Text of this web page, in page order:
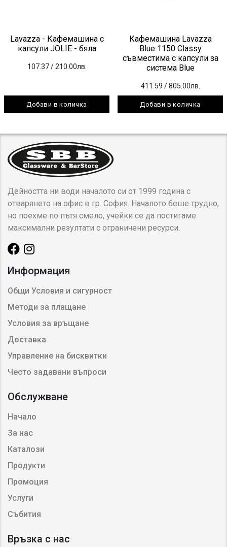
Lavazza - Кафемашина с
капсули JOLIE - бяла
107.37 / 210.00лв.
Добави в количка
Кафемашина Lavazza
Blue 1150 Classy
съвместима с капсули за
система Blue
411.59 / 805.00лв.
Добави в количка
Дейността ни води началото си от 1999 година с
отварянето на офис в гр. София. Началото беше трудно,
но поехме по пътя смело, учейки се да постигаме
максимални резултати с ограничени ресурси.
Информация
Общи Условия и сигурност
Методи за плащане
Условия за връщане
Доставка
Управление на бисквитки
Често задавани въпроси
Обслужване
Начало
За нас
Каталози
Продукти
Промоция
Услуги
Събития
Връзка с нас